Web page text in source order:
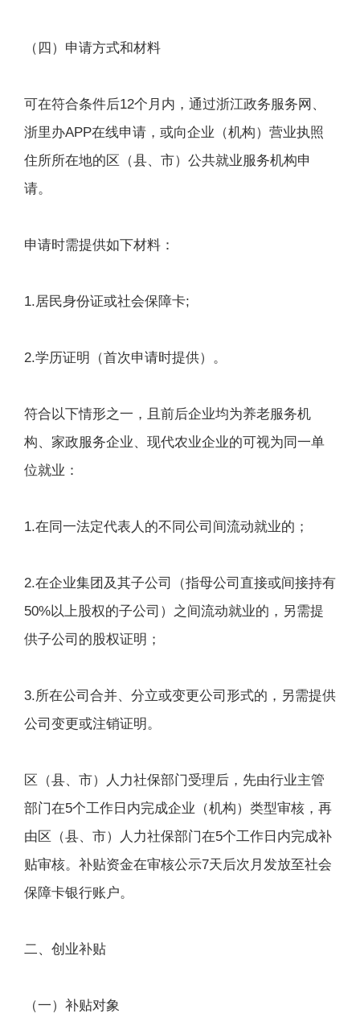
（四）申请方式和材料
可在符合条件后12个月内，通过浙江政务服务网、
浙里办APP在线申请，或向企业（机构）营业执照
住所所在地的区（县、市）公共就业服务机构申
请。
申请时需提供如下材料：
1.居民身份证或社会保障卡;
2.学历证明（首次申请时提供）。
符合以下情形之一，且前后企业均为养老服务机
构、家政服务企业、现代农业企业的可视为同一单
位就业：
1.在同一法定代表人的不同公司间流动就业的；
2.在企业集团及其子公司（指母公司直接或间接持有
50%以上股权的子公司）之间流动就业的，另需提
供子公司的股权证明；
3.所在公司合并、分立或变更公司形式的，另需提供
公司变更或注销证明。
区（县、市）人力社保部门受理后，先由行业主管
部门在5个工作日内完成企业（机构）类型审核，再
由区（县、市）人力社保部门在5个工作日内完成补
贴审核。补贴资金在审核公示7天后次月发放至社会
保障卡银行账户。
二、创业补贴
（一）补贴对象